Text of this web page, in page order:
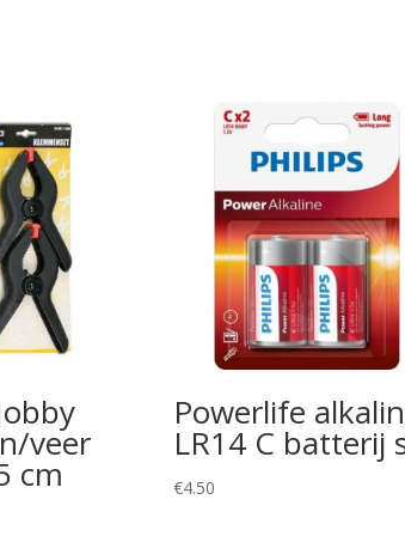
veer
cm
Powerlife
LR14 C batterij
€4.50